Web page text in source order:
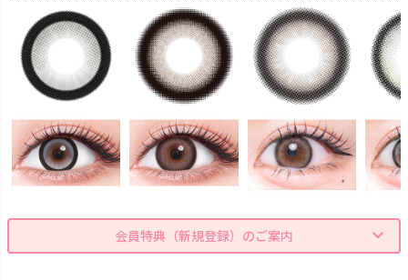
会員特典（新規登録）のご案内